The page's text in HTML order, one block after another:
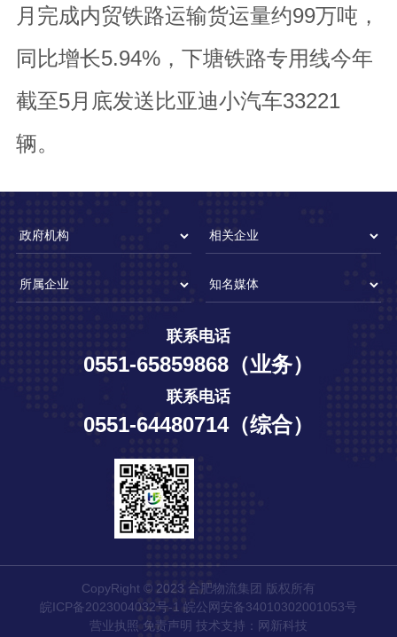
月完成内贸铁路运输货运量约99万吨，
同比增长5.94%，下塘铁路专用线今年
截至5月底发送比亚迪小汽车33221
辆。
联系电话
0551-65859868（业务）
联系电话
0551-64480714（综合）
CopyRight © 2023 合肥物流集团 版权所有
皖ICP备2023004032号-1 皖公网安备34010302001053号
营业执照 免责声明 技术支持： 网新科技